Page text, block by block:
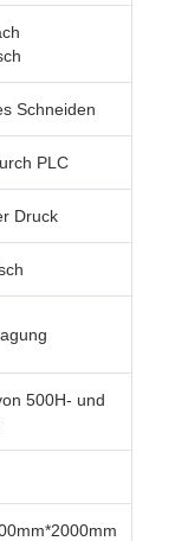
Schneiden
PLC
Druck
500H- und